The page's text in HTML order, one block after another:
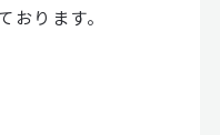
ります。